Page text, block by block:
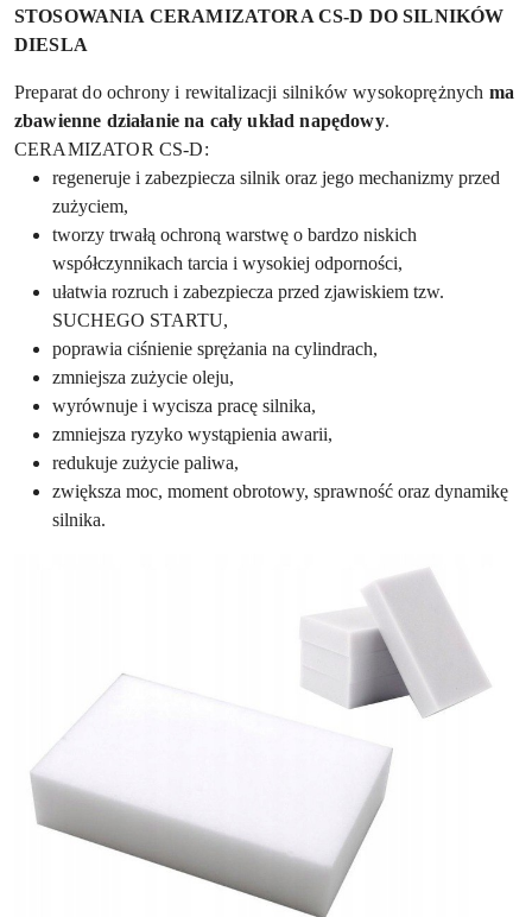
STOSOWANIA CERAMIZATORA CS-D DO SILNIKÓW
DIESLA
Preparat do ochrony i rewitalizacji silników wysokoprężnych ma
zbawienne działanie na cały układ napędowy.
CERAMIZATOR CS-D:
regeneruje i zabezpiecza silnik oraz jego mechanizmy przed
zużyciem,
tworzy trwałą ochroną warstwę o bardzo niskich
współczynnikach tarcia i wysokiej odporności,
ułatwia rozruch i zabezpiecza przed zjawiskiem tzw.
SUCHEGO STARTU,
poprawia ciśnienie sprężania na cylindrach,
zmniejsza zużycie oleju,
wyrównuje i wycisza pracę silnika,
zmniejsza ryzyko wystąpienia awarii,
redukuje zużycie paliwa,
zwiększa moc, moment obrotowy, sprawność oraz dynamikę
silnika.